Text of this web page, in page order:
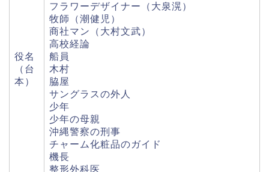
役名
（台
本）
フラワーデザイナー（大泉滉）
牧師（潮健児）
商社マン（大村文武）
高校経論
船員
木村
脇屋
サングラスの外人
少年
少年の母親
沖縄警察の刑事
チャーム化粧品のガイド
機長
整形外科医